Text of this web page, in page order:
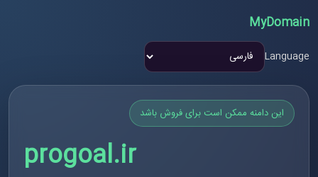
MyDomain
Language
این دامنه ممکن است برای فروش باشد
progoal.ir